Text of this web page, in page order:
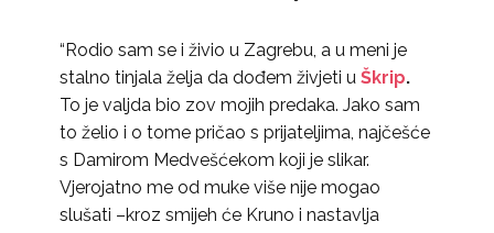
“Rodio sam se i živio u Zagrebu, a u meni je
stalno tinjala želja da dođem živjeti u Škrip.
To je valjda bio zov mojih predaka. Jako sam
to želio i o tome pričao s prijateljima, najčešće
s Damirom Medvešćekom koji je slikar.
Vjerojatno me od muke više nije mogao
slušati –kroz smijeh će Kruno i nastavlja